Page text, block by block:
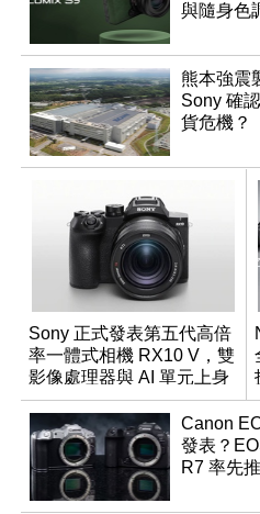
與隨身色
熊本強震
Sony 確
貨危機？
Sony 正式發表第五代高倍
率一體式相機 RX10 V，雙
影像處理器與 AI 單元上身
Canon
發表？
R7 率先